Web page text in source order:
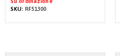
SKU: RF51300